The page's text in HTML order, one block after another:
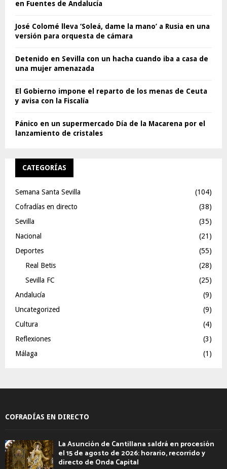
en Fuentes de Andalucía
José Colomé lleva ‘Soleá, dame la mano’ a Rusia en una
versión para orquesta de cámara
Detenido en Sevilla con un hacha cuando iba a casa de
una mujer amenazada
El Gobierno impone el reparto de los menas de Ceuta
y avisa con la Fiscalía
Pánico en un supermercado Día de la Macarena por el
lanzamiento de cristales
CATEGORÍAS
Semana Santa Sevilla
(104)
Cofradías en directo
(38)
Sevilla
(35)
Nacional
(21)
Deportes
(55)
Real Betis
(28)
Sevilla FC
(25)
Andalucía
(9)
Uncategorized
(9)
Cultura
(4)
Reflexiones
(3)
Málaga
(1)
COFRADÍAS EN DIRECTO
La Asunción de Cantillana saldrá en procesión
el 15 de agosto de 2026: horario, recorrido y
directo de Onda Capital